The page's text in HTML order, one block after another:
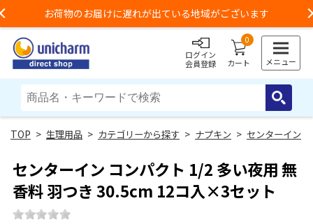
お荷物のお届けに遅れが出ている地域がございます
ログイン
会員登録
0
カート メニュー
> 生理用品 > カテゴリーから探す > ナプキン > センターイン
センターイン コンパクト 1/2 多い夜用 無
香料 羽つき 30.5cm 12コ入×3セット